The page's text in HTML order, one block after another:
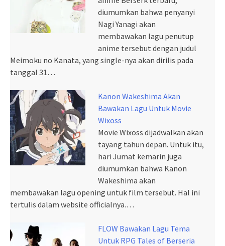
diumumkan bahwa penyanyi
Nagi Yanagi akan
membawakan lagu penutup
anime tersebut dengan judul
Meimoku no Kanata, yang single-nya akan dirilis pada
tanggal 31…
Kanon Wakeshima Akan
Bawakan Lagu Untuk Movie
Wixoss
Movie Wixoss dijadwalkan akan
tayang tahun depan. Untuk itu,
hari Jumat kemarin juga
diumumkan bahwa Kanon
Wakeshima akan
membawakan lagu opening untuk film tersebut. Hal ini
tertulis dalam website officialnya.…
FLOW Bawakan Lagu Tema
Untuk RPG Tales of Berseria